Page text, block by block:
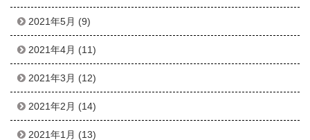
2021年5月 (9)
2021年4月 (11)
2021年3月 (12)
2021年2月 (14)
2021年1月 (13)